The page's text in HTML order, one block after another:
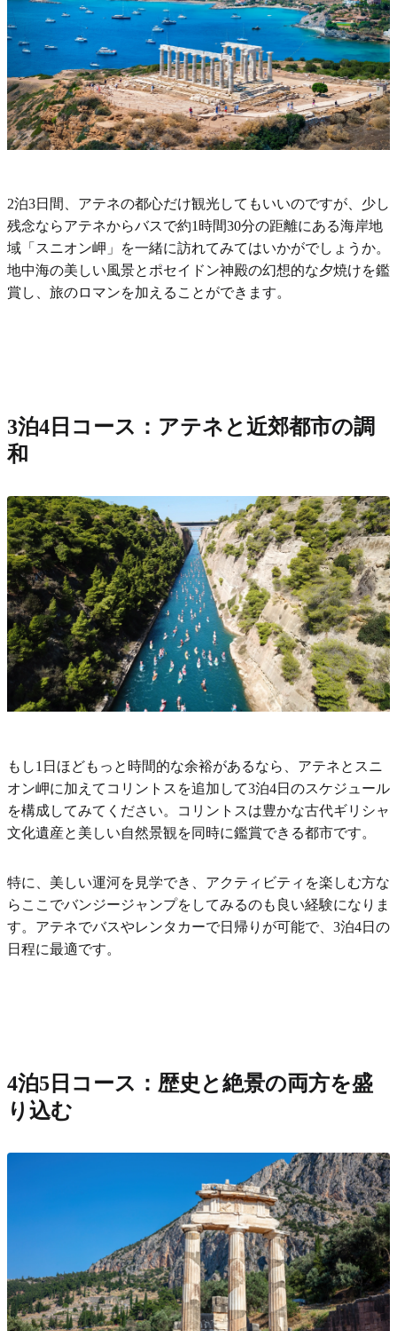
2泊3日間、アテネの都心だけ観光してもいいのですが、少し
残念ならアテネからバスで約1時間30分の距離にある海岸地
域「スニオン岬」を一緒に訪れてみてはいかがでしょうか。
地中海の美しい風景とポセイドン神殿の幻想的な夕焼けを鑑
賞し、旅のロマンを加えることができます。
3泊4日コース：アテネと近郊都市の調
和
もし1日ほどもっと時間的な余裕があるなら、アテネとスニ
オン岬に加えてコリントスを追加して3泊4日のスケジュール
を構成してみてください。コリントスは豊かな古代ギリシャ
文化遺産と美しい自然景観を同時に鑑賞できる都市です。
特に、美しい運河を見学でき、アクティビティを楽しむ方な
らここでバンジージャンプをしてみるのも良い経験になりま
す。アテネでバスやレンタカーで日帰りが可能で、3泊4日の
日程に最適です。
4泊5日コース：歴史と絶景の両方を盛
り込む